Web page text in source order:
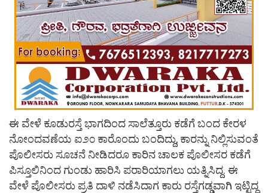
ಈ ವೇಳೆ ಕೂಡುರಸ್ತೆ ಭಾಗದಿಂದ ಸಾಲೆತ್ತೂರು ಕಡೆಗೆ ಬಂದ ಕೇರಳ
ನೋಂದವಣೆಯ ಐ೨೦ ಕಾರೊಂದು ಬಂದಿದ್ದು, ಕಾರನ್ನು ನಿಲ್ಲಿಸುವಂತೆ
ಪೊಲೀಸರು ಸೂಚನೆ ನೀಡಿದರೂ ಕಾರಿನ ಚಾಲಕ ಪೊಲೀಸರ ಕಡೆಗೆ
ಪಿಸ್ತೂಲಿನಿಂದ ಗುಂಡು ಹಾರಿಸಿ ಪರಾರಿಯಾಗಲು ಯತ್ನಿಸಿದ್ದ. ಈ
ವೇಳೆ ಪೊಲೀಸರು ಪ್ರತಿ ದಾಳಿ ನಡೆಸಿದಾಗ ಕಾರು ರಸ್ತೆಗಡ್ಡವಾಗಿ ಇಟ್ಟಿದ್ದ